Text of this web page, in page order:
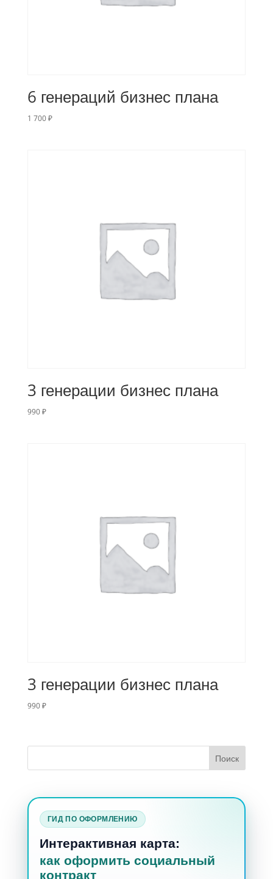
6 генераций бизнес плана
1 700₽
3 генерации бизнес плана
990₽
3 генерации бизнес плана
990₽
ГИД ПО ОФОРМЛЕНИЮ
Интерактивная карта:
как оформить социальный
контракт